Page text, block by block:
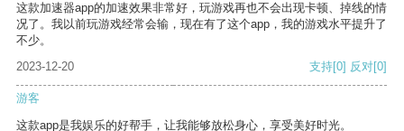
这款加速器app的加速效果非常好，玩游戏再也不会出现卡顿、掉线的情
况了。我以前玩游戏经常会输，现在有了这个app，我的游戏水平提升了
不少。
2023-12-20
支持[0] 反对[0]
游客
这款app是我娱乐的好帮手，让我能够放松身心，享受美好时光。